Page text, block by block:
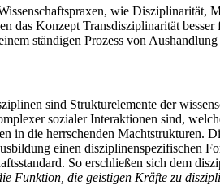
wie Disziplinarität,
Konzept Transdisziplinarität besser
ständigen Prozess von
sind Strukturelemente der
sozialer Interaktionen sind,
in die herrschenden Machtstrukturen.
einen disziplinen­spezifischen
So erschließen sich dem
Funktion, die geistigen Kräfte zu